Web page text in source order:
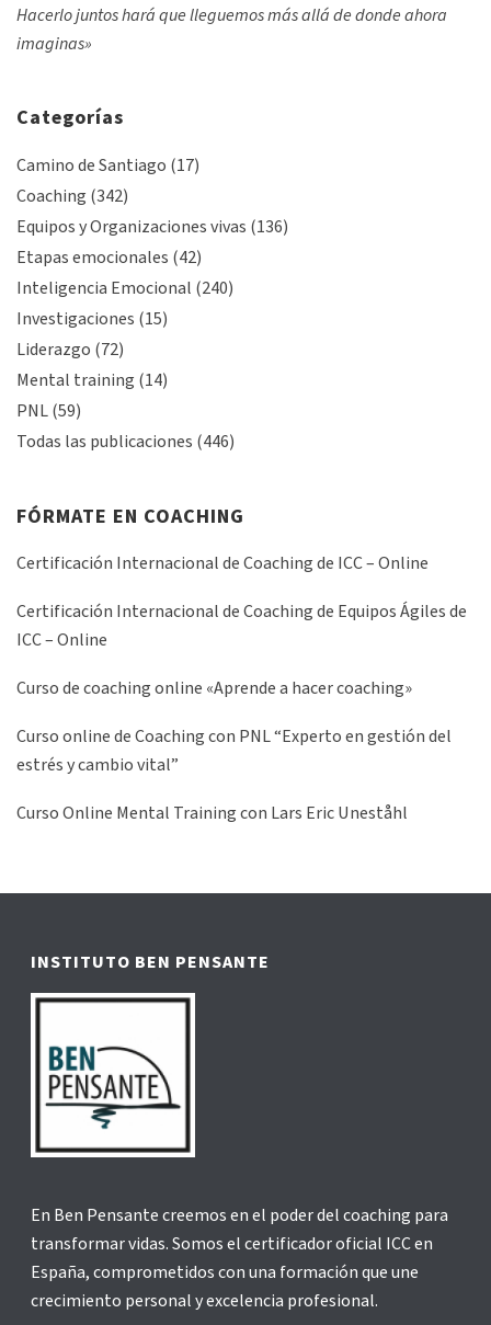
Hacerlo juntos hará que lleguemos más allá de donde ahora
imaginas»
Categorías
Camino de Santiago (17)
Coaching (342)
Equipos y Organizaciones vivas (136)
Etapas emocionales (42)
Inteligencia Emocional (240)
Investigaciones (15)
Liderazgo (72)
Mental training (14)
PNL(59)
Todas las publicaciones (446)
FÓRMATE EN COACHING
Certificación Internacional de Coaching de ICC – Online
Certificación Internacional de Coaching de Equipos Ágiles de
ICC – Online
Curso de coaching online «Aprende a hacer coaching»
Curso online de Coaching con PNL “Experto en gestión del
estrés y cambio vital”
Curso Online Mental Training con Lars Eric Uneståhl
INSTITUTO BEN PENSANTE
En Ben Pensante creemos en el poder del coaching para
transformar vidas. Somos el certificador oficial ICC en
España, comprometidos con una formación que une
crecimiento personal y excelencia profesional.